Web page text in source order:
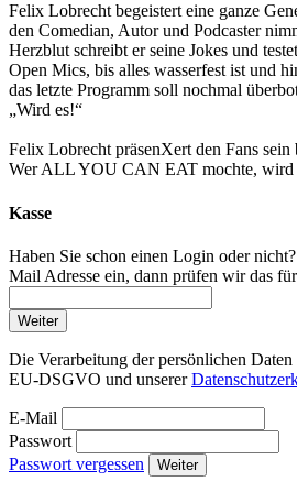
Felix Lobrecht begeistert eine ganze
den Comedian, Autor und Podcaster
Herzblut schreibt er seine Jokes und
Open Mics, bis alles wasserfest ist und
das letzte Programm soll nochmal
„Wird es!“
Felix Lobrecht präsenXert den Fans sein
Wer ALL YOU CAN EAT mochte,
Kasse
Haben Sie schon einen Login oder
Mail Adresse ein, dann prüfen wir das
Weiter
Die Verarbeitung der persönlichen
EU-DSGVO und unserer
E-Mail
Passwort
Passwort vergessen
Weiter